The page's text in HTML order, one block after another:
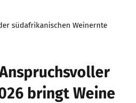
bringt Weine